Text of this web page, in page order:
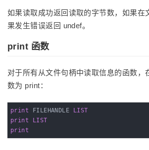
如果读取成功返回读取的字节数，如果在
果发生错误返回 undef。
print 函数
对于所有从文件句柄中读取信息的函数，
数为 print：
print FILEHANDLE
LIST
print
LIST
print